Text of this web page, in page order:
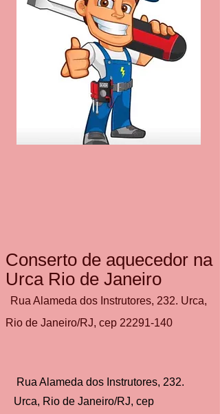
Conserto de aquecedor na
Urca Rio de Janeiro
Rua Alameda dos Instrutores, 232. Urca,
Rio de Janeiro/RJ, cep 22291‑140
Rua Alameda dos Instrutores, 232.
Urca, Rio de Janeiro/RJ, cep